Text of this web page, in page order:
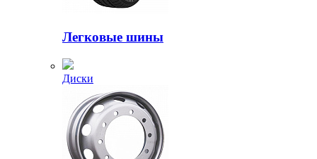
Легковые шины
Диски